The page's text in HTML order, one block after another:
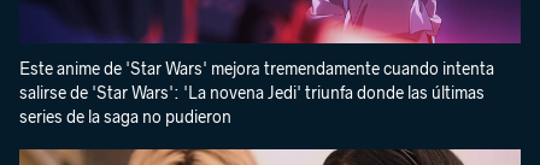
Este anime de 'Star Wars' mejora tremendamente cuando intenta
salirse de 'Star Wars': 'La novena Jedi' triunfa donde las últimas
series de la saga no pudieron